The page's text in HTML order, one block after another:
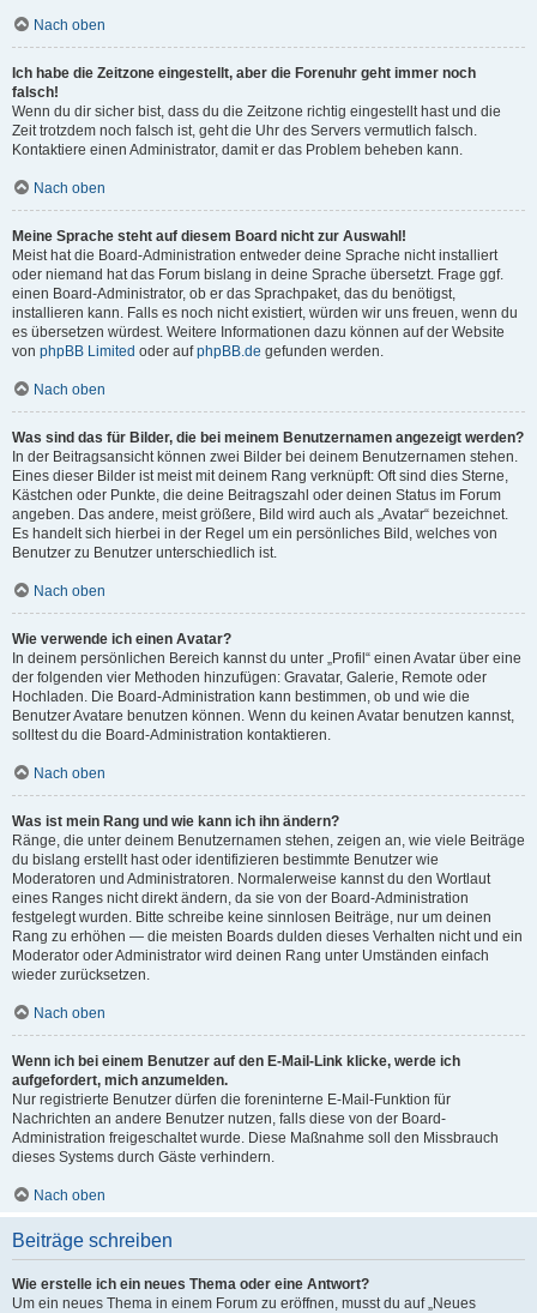
Nach oben
Ich habe die Zeitzone eingestellt, aber die Forenuhr geht immer noch
falsch!
Wenn du dir sicher bist, dass du die Zeitzone richtig eingestellt hast und die
Zeit trotzdem noch falsch ist, geht die Uhr des Servers vermutlich falsch.
Kontaktiere einen Administrator, damit er das Problem beheben kann.
Nach oben
Meine Sprache steht auf diesem Board nicht zur Auswahl!
Meist hat die Board-Administration entweder deine Sprache nicht installiert
oder niemand hat das Forum bislang in deine Sprache übersetzt. Frage ggf.
einen Board-Administrator, ob er das Sprachpaket, das du benötigst,
installieren kann. Falls es noch nicht existiert, würden wir uns freuen, wenn du
es übersetzen würdest. Weitere Informationen dazu können auf der Website
von phpBB Limited oder aufphpBB.de gefunden werden.
Nach oben
Was sind das für Bilder, die bei meinem Benutzernamen angezeigt werden?
In der Beitragsansicht können zwei Bilder bei deinem Benutzernamen stehen.
Eines dieser Bilder ist meist mit deinem Rang verknüpft: Oft sind dies Sterne,
Kästchen oder Punkte, die deine Beitragszahl oder deinen Status im Forum
angeben. Das andere, meist größere, Bild wird auch als „Avatar“ bezeichnet.
Es handelt sich hierbei in der Regel um ein persönliches Bild, welches von
Benutzer zu Benutzer unterschiedlich ist.
Nach oben
Wie verwende ich einen Avatar?
In deinem persönlichen Bereich kannst du unter „Profil“ einen Avatar über eine
der folgenden vier Methoden hinzufügen: Gravatar, Galerie, Remote oder
Hochladen. Die Board-Administration kann bestimmen, ob und wie die
Benutzer Avatare benutzen können. Wenn du keinen Avatar benutzen kannst,
solltest du die Board-Administration kontaktieren.
Nach oben
Was ist mein Rang und wie kann ich ihn ändern?
Ränge, die unter deinem Benutzernamen stehen, zeigen an, wie viele Beiträge
du bislang erstellt hast oder identifizieren bestimmte Benutzer wie
Moderatoren und Administratoren. Normalerweise kannst du den Wortlaut
eines Ranges nicht direkt ändern, da sie von der Board-Administration
festgelegt wurden. Bitte schreibe keine sinnlosen Beiträge, nur um deinen
Rang zu erhöhen — die meisten Boards dulden dieses Verhalten nicht und ein
Moderator oder Administrator wird deinen Rang unter Umständen einfach
wieder zurücksetzen.
Nach oben
Wenn ich bei einem Benutzer auf den E-Mail-Link klicke, werde ich
aufgefordert, mich anzumelden.
Nur registrierte Benutzer dürfen die foreninterne E-Mail-Funktion für
Nachrichten an andere Benutzer nutzen, falls diese von der Board-
Administration freigeschaltet wurde. Diese Maßnahme soll den Missbrauch
dieses Systems durch Gäste verhindern.
Nach oben
Beiträge schreiben
Wie erstelle ich ein neues Thema oder eine Antwort?
Um ein neues Thema in einem Forum zu eröffnen, musst du auf „Neues